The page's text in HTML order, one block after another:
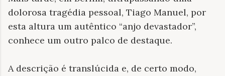
dolorosa tragédia pessoal, Tiago Manuel, por
esta altura um autêntico “anjo devastador”,
conhece um outro palco de destaque.
A descrição é translúcida e, de certo modo,